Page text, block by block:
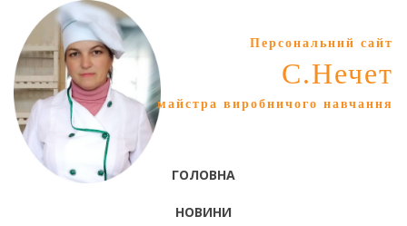
Персональний сайт
С.Нечет
майстра виробничого навчання
ГОЛОВНА
НОВИНИ